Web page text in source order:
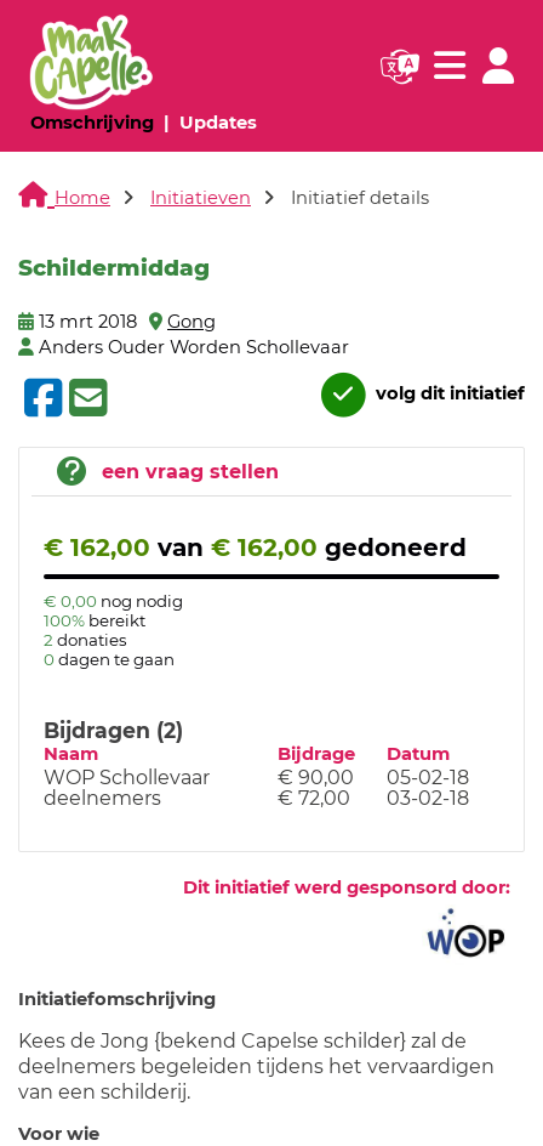
Omschrijving(huidige pagina)
Updates(huidige pagina)
Navigatie
Home Initiatieven Initiatief details
Schildermiddag
13 mrt 2018
Gong
Anders Ouder Worden Schollevaar
volg dit initiatief
een vraag stellen
€ 162,00 van € 162,00 gedoneerd
€ 0,00 nog nodig
100% bereikt
2 donaties
0 dagen te gaan
Bijdragen (2)
Naam Bijdrage Datum
WOP Schollevaar € 90,00
05-02-18
deelnemers
€ 72,00 03-02-18
Dit initiatief werd gesponsord door:
Initiatiefomschrijving
Kees de Jong {bekend Capelse schilder} zal de
deelnemers begeleiden tijdens het vervaardigen
van een schilderij.
Voor wie